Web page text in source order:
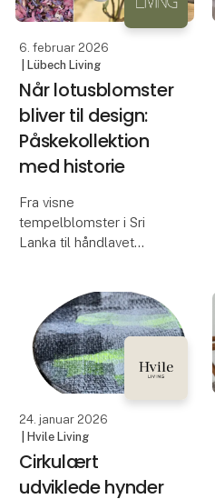
6. februar 2026
| Lübech Living
Når lotusblomster
bliver til design:
Påskekollektion
med historie
Fra visne
tempelblomster i Sri
Lanka til håndlavet
kollektion forener
design, håndværk og
fortælling.
OOhh Lotus-kollektion
er et eksempel på,
hvordan cirkul
24. januar 2026
| Hvile Living
Cirkulært
udviklede hynder